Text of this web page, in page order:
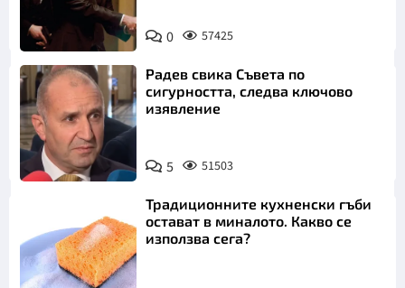
0 57425
Радев свика Съвета по
сигурността, следва ключово
изявление
5 51503
Традиционните кухненски гъби
остават в миналото. Какво се
използва сега?